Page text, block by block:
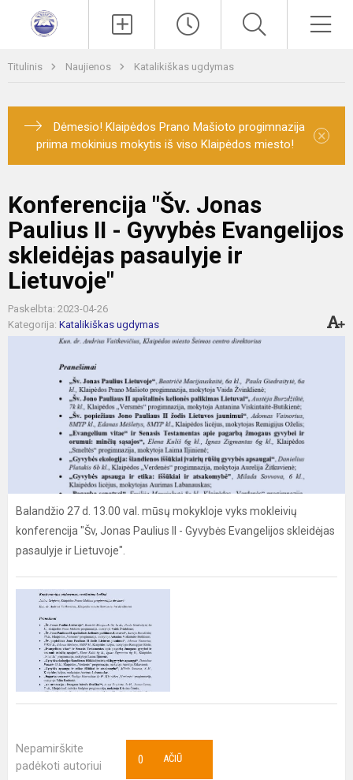
Titulinis Naujienos Katalikiškas ugdymas
Dėmesio! Klaipėdos Prano Mašioto progimnazija
priima mokinius mokytis iš viso Klaipėdos miesto!
×
Konferencija "Šv. Jonas
Paulius II - Gyvybės Evangelijos
skleidėjas pasaulyje ir
Lietuvoje"
Paskelbta: 2023-04-26
Kategorija: Katalikiškas ugdymas
Balandžio 27 d. 13.00 val. mūsų mokykloje vyks mokleivių
konferencija "Šv, Jonas Paulius II - Gyvybės Evangelijos skleidėjas
pasaulyje ir Lietuvoje".
Nepamirškite
padėkoti autoriui
AČIŪ
0